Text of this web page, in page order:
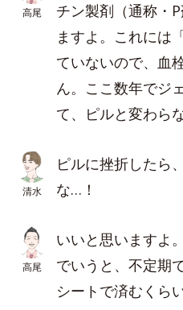
高尾
チン製剤（通称・
ますよ。これには
ていないので、血
ん。ここ数年でジ
て、ピルと変わら
清水
ピルに挫折したら
な…！
高尾
いいと思いますよ
でいうと、不定期
シートで済むくら